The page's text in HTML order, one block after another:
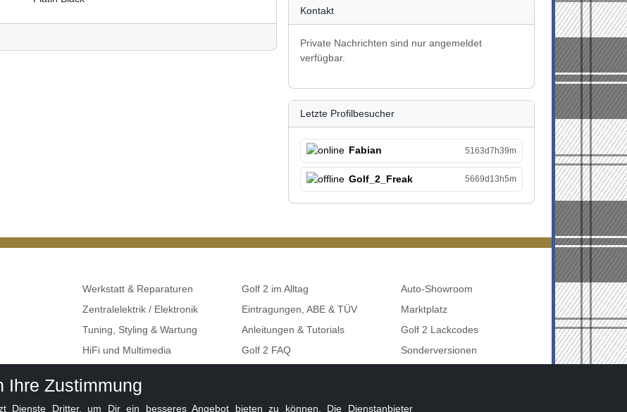
Kontakt
Private Nachrichten sind nur angemeldet
verfügbar.
Letzte Profilbesucher
Fabian 5163d7h39m
Golf_2_Freak 5669d13h5m
Werkstatt & Reparaturen
Zentralelektrik / Elektronik
Tuning, Styling & Wartung
HiFi und Multimedia
Golf 2 im Alltag
Eintragungen, ABE & TÜV
Anleitungen & Tutorials
Golf 2 FAQ
Auto-Showroom
Marktplatz
Golf 2 Lackcodes
Sonderversionen
Ihre Zustimmung
Dienste Dritter, um Dir ein besseres Angebot bieten zu können. Die Dienstanbieter